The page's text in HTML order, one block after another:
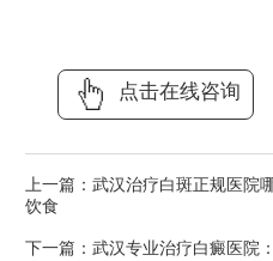
点击在线咨询
上一篇： 武汉治疗白斑正规医院
饮食
下一篇： 武汉专业治疗白癜医院